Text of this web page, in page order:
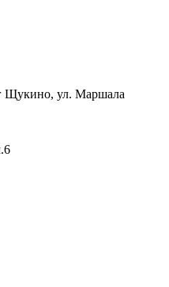
Щукино, ул. Маршала